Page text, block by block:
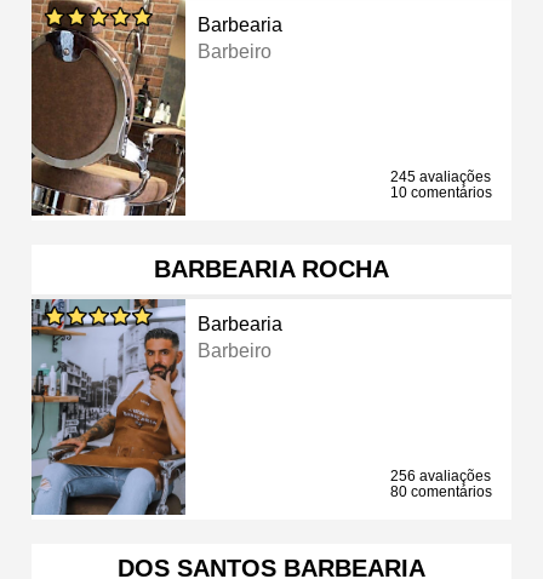
Barbearia
Barbeiro
245 avaliações
10 comentários
BARBEARIA ROCHA
Barbearia
Barbeiro
256 avaliações
80 comentários
DOS SANTOS BARBEARIA